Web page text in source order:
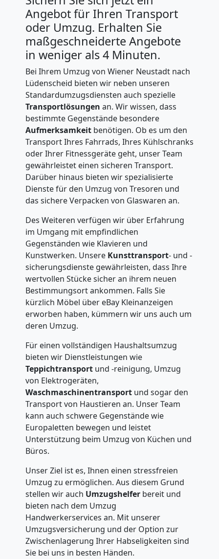
Angebot für Ihren Transport
oder Umzug. Erhalten Sie
maßgeschneiderte Angebote
in weniger als 4 Minuten.
Bei Ihrem Umzug von Wiener Neustadt nach
Lüdenscheid bieten wir neben unseren
Standardumzugsdiensten auch spezielle
Transportlösungen an. Wir wissen, dass
bestimmte Gegenstände besondere
Aufmerksamkeit benötigen. Ob es um den
Transport Ihres Fahrrads, Ihres Kühlschranks
oder Ihrer Fitnessgeräte geht, unser Team
gewährleistet einen sicheren Transport.
Darüber hinaus bieten wir spezialisierte
Dienste für den Umzug von Tresoren und
das sichere Verpacken von Glaswaren an.
Des Weiteren verfügen wir über Erfahrung
im Umgang mit empfindlichen
Gegenständen wie Klavieren und
Kunstwerken. Unsere Kunsttransport- und -
sicherungsdienste gewährleisten, dass Ihre
wertvollen Stücke sicher an ihrem neuen
Bestimmungsort ankommen. Falls Sie
kürzlich Möbel über eBay Kleinanzeigen
erworben haben, kümmern wir uns auch um
deren Umzug.
Für einen vollständigen Haushaltsumzug
bieten wir Dienstleistungen wie
Teppichtransport und -reinigung, Umzug
von Elektrogeräten,
Waschmaschinentransport und sogar den
Transport von Haustieren an. Unser Team
kann auch schwere Gegenstände wie
Europaletten bewegen und leistet
Unterstützung beim Umzug von Küchen und
Büros.
Unser Ziel ist es, Ihnen einen stressfreien
Umzug zu ermöglichen. Aus diesem Grund
stellen wir auch Umzugshelfer bereit und
bieten nach dem Umzug
Handwerkerservices an. Mit unserer
Umzugsversicherung und der Option zur
Zwischenlagerung Ihrer Habseligkeiten sind
Sie bei uns in besten Händen.
Möbeltransport
National
Möbeltransport
International
Beiladung
National
Beiladung
International
Internationaler
Umzug
Nationaler
Umzug